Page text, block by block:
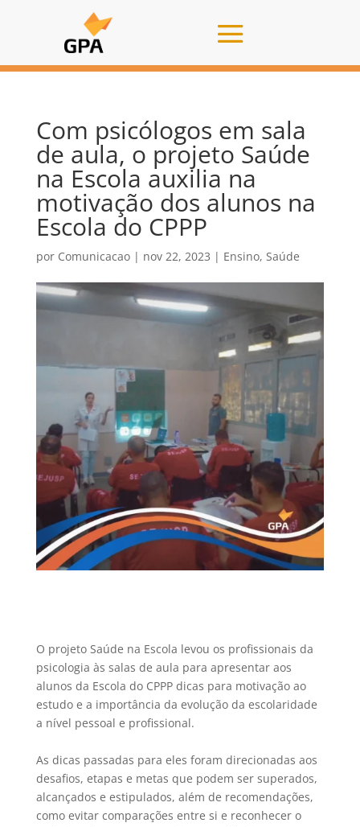
Com psicólogos em sala
de aula, o projeto Saúde
na Escola auxilia na
motivação dos alunos na
Escola do CPPP
por Comunicacao| nov 22, 2023 | Ensino, Saúde
O projeto Saúde na Escola levou os profissionais da
psicologia às salas de aula para apresentar aos
alunos da Escola do CPPP dicas para motivação ao
estudo e a importância da evolução da escolaridade
a nível pessoal e profissional.
As dicas passadas para eles foram direcionadas aos
desafios, etapas e metas que podem ser superados,
alcançados e estipulados, além de recomendações,
como evitar comparações entre si e reconhecer o